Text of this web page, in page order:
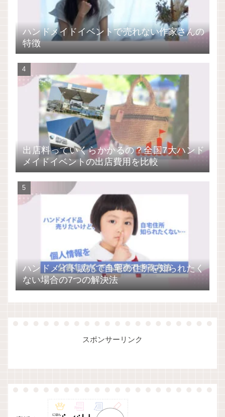
ハンドメイドイベントで売れない作家さんの
特徴
出店料っていくらかかるの？全国7大ハンド
メイドイベントの出店費用を比較
ハンドメイド販売で自宅の住所を知られたく
ない場合の7つの解決法
スポンサーリンク